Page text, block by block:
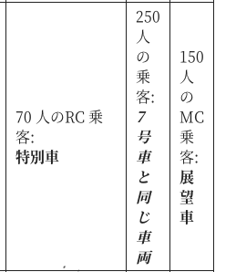
70 人のRC 乗
客:
特別車
250
人
の
乗
客:
7
号
車
と
同
じ
車
両
150
人
の
MC
乗
客:
展
望
車